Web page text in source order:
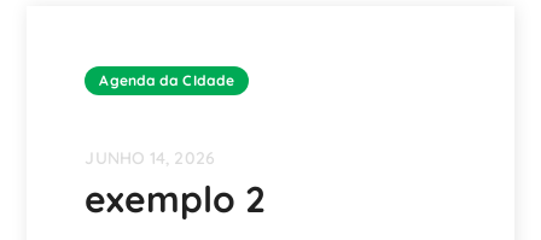
Agenda da CIdade
JUNHO 14, 2026
exemplo 2